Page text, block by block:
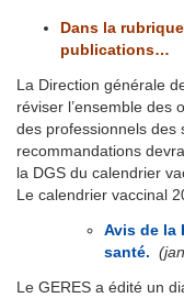
Dans la
publications…
La Direction générale
réviser l’ensemble des
des professionnels des
recommandations
la DGS du calendrier
Le calendrier vaccinal
Avis de la
santé.
Le GERES a édité un